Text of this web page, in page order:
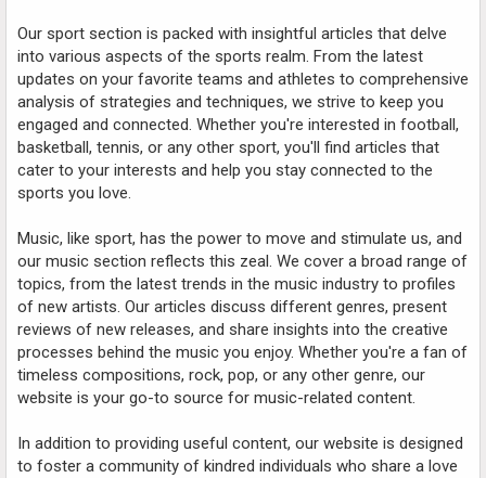
Our sport section is packed with insightful articles that delve
into various aspects of the sports realm. From the latest
updates on your favorite teams and athletes to comprehensive
analysis of strategies and techniques, we strive to keep you
engaged and connected. Whether you're interested in football,
basketball, tennis, or any other sport, you'll find articles that
cater to your interests and help you stay connected to the
sports you love.
Music, like sport, has the power to move and stimulate us, and
our music section reflects this zeal. We cover a broad range of
topics, from the latest trends in the music industry to profiles
of new artists. Our articles discuss different genres, present
reviews of new releases, and share insights into the creative
processes behind the music you enjoy. Whether you're a fan of
timeless compositions, rock, pop, or any other genre, our
website is your go-to source for music-related content.
In addition to providing useful content, our website is designed
to foster a community of kindred individuals who share a love